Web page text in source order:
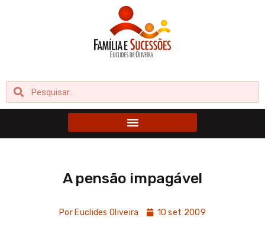
PesquisarPesquisar
A pensão impagável
Por Euclides Oliveira 10 set 2009